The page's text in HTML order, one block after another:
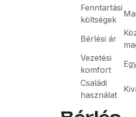
Fenntartási
költségek
Bérlési ár
Vezetési
komfort
Családi
használat